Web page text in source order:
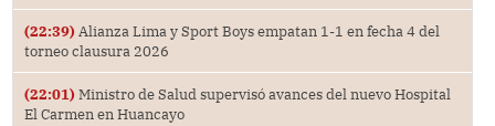
(22:39) Alianza Lima y Sport Boys empatan 1-1 en fecha 4 del
torneo clausura 2026
(22:01) Ministro de Salud supervisó avances del nuevo Hospital
El Carmen en Huancayo